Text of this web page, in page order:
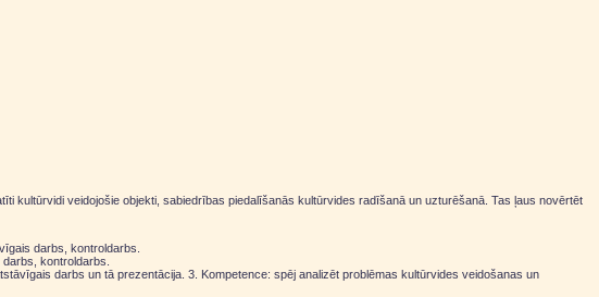
kultūrvidi veidojošie objekti, sabiedrības piedalīšanās kultūrvides radīšanā un uzturēšanā. Tas ļaus novērtēt
darbs, kontroldarbs.
kontroldarbs.
darbs un tā prezentācija. 3. Kompetence: spēj analizēt problēmas kultūrvides veidošanas un